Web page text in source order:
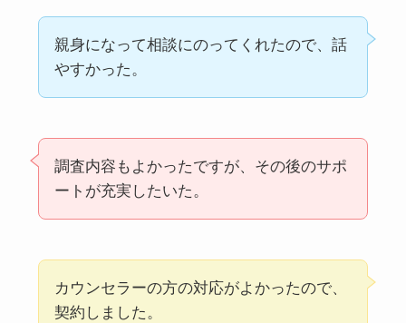
親身になって相談にのってくれたので、話
やすかった。
調査内容もよかったですが、その後のサポ
ートが充実したいた。
カウンセラーの方の対応がよかったので、
契約しました。